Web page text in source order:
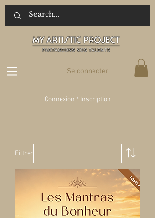
Se connecter
Connexion / Inscription
Filtrer